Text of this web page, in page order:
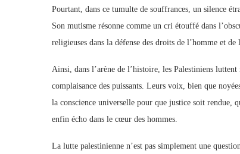
Pourtant, dans ce tumulte de souffrances, un silence
Son mutisme résonne comme un cri étouffé dans
religieuses dans la défense des droits de l’homme et de
Ainsi, dans l’arène de l’histoire, les Palestiniens
complaisance des puissants. Leurs voix, bien que
la conscience universelle pour que justice soit rendue,
enfin écho dans le cœur des hommes.
La lutte palestinienne n’est pas simplement une